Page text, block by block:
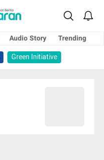
Audio Story
Trending
Green Initiative